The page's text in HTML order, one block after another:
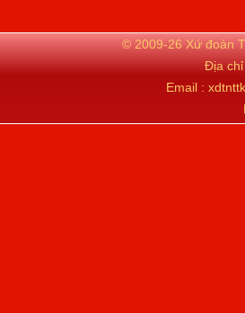
© 2009-26 Xứ đoàn
Địa
Email :